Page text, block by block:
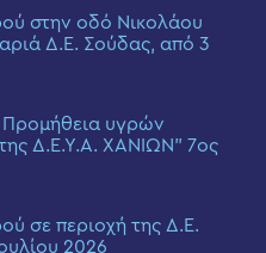
στην οδό Νικολάου
Δ.Ε. Σούδας, από 3
υγρών
Δ.Ε.Υ.Α. ΧΑΝΙΩΝ” 7ος
σε περιοχή της Δ.Ε.
2026